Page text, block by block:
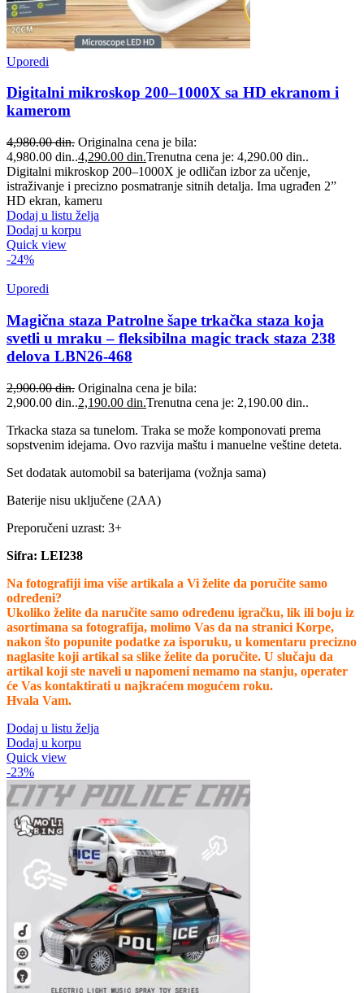
Uporedi
Digitalni mikroskop 200–1000X sa HD ekranom i
kamerom
4,980.00din. Originalna cena je bila:
4,980.00 din..4,290.00 din.Trenutna cena je: 4,290.00 din..
Digitalni mikroskop 200–1000X je odličan izbor za učenje,
istraživanje i precizno posmatranje sitnih detalja. Ima ugrađen 2”
HD ekran, kameru
Dodaj u listu želja
Dodaj u korpu
Quick view
-24%
Uporedi
Magična staza Patrolne šape trkačka staza koja
svetli u mraku – fleksibilna magic track staza 238
delova LBN26-468
2,900.00din. Originalna cena je bila:
2,900.00 din..2,190.00 din.Trenutna cena je: 2,190.00 din..
Trkacka staza sa tunelom. Traka se može komponovati prema
sopstvenim idejama. Ovo razvija maštu i manuelne veštine deteta.
Set dodatak automobil sa baterijama (vožnja sama)
Baterije nisu uključene (2AA)
Preporučeni uzrast: 3+
Sifra: LEI238
Na fotografiji ima više artikala a Vi želite da poručite samo
određeni?
Ukoliko želite da naručite samo određenu igračku, lik ili boju iz
asortimana sa fotografija, molimo Vas da na stranici Korpe,
nakon što popunite podatke za isporuku, u komentaru precizno
naglasite koji artikal sa slike želite da poručite. U slučaju da
artikal koji ste naveli u napomeni nemamo na stanju, operater
će Vas kontaktirati u najkraćem mogućem roku.
Hvala Vam.
Dodaj u listu želja
Dodaj u korpu
Quick view
-23%